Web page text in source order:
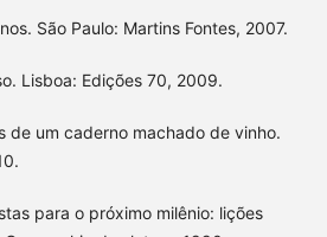
São Paulo: Martins Fontes, 2007.
Lisboa: Edições 70, 2009.
de um caderno machado de vinho.
para o próximo milênio: lições